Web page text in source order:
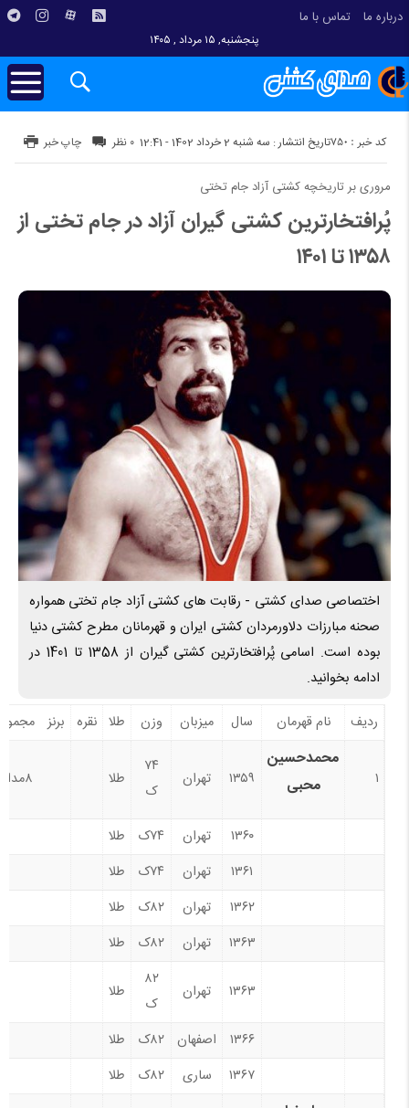
درباره ما تماس با ما
پنجشنبه, ۱۵ مرداد , ۱۴۰۵
تاریخ انتشار : سه شنبه 2 خرداد 1402 - 12:41 کد خبر : 750 چاپ خبر ۰ نظر
مروری بر تاریخچه کشتی آزاد جام تختی
پُرافتخارترین کشتی گیران آزاد در جام تختی از
۱۳۵۸ تا ۱۴۰۱
اختصاصی صدای کشتی - رقابت های کشتی آزاد جام تختی همواره
صحنه مبارزات دلاورمردان کشتی ایران و قهرمانان مطرح کشتی دنیا
بوده است. اسامی پُرافتخارترین کشتی گیران از 1358 تا 1401 در
ادامه بخوانید.
ردیف نام قهرمان سال میزبان وزن طلا نقره برنز
۱
محمدحسین
محبی
۱۳۵۹ تهران
۷۴
ک
طلا ۸مدال
۱۳۶۰ تهران ۷۴ک
طلا
۱۳۶۱
تهران ۷۴ک
طلا
۱۳۶۲
تهران ۸۲ک
طلا
۱۳۶۳
تهران ۸۲ک طلا
۱۳۶۳ تهران
۸۲
ک
طلا
۱۳۶۶ اصفهان ۸۲ک
طلا
۱۳۶۷
ساری ۸۲ک طلا